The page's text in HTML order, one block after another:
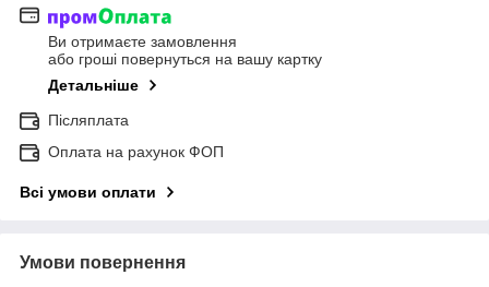
Ви отримаєте замовлення
або гроші повернуться на вашу картку
Детальніше
Післяплата
Оплата на рахунок ФОП
Всі умови оплати
Умови повернення